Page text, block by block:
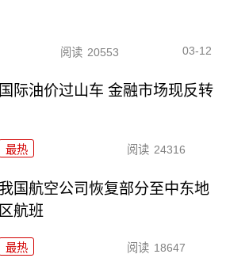
阅读 20553 03-12
国际油价过山车 金融市场现反转
最热 阅读 24316
我国航空公司恢复部分至中东地
区航班
最热 阅读 18647